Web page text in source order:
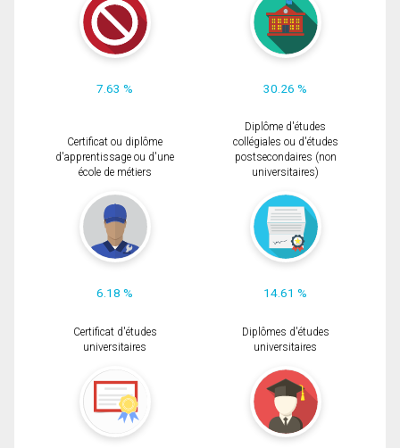
7.63 % 30.26 %
Certificat ou diplôme
d'apprentissage ou d'une
école de métiers
6.18 %
Diplôme d'études
collégiales ou d'études
postsecondaires (non
universitaires)
14.61 %
Certificat d'études
universitaires
Diplômes d'études
universitaires